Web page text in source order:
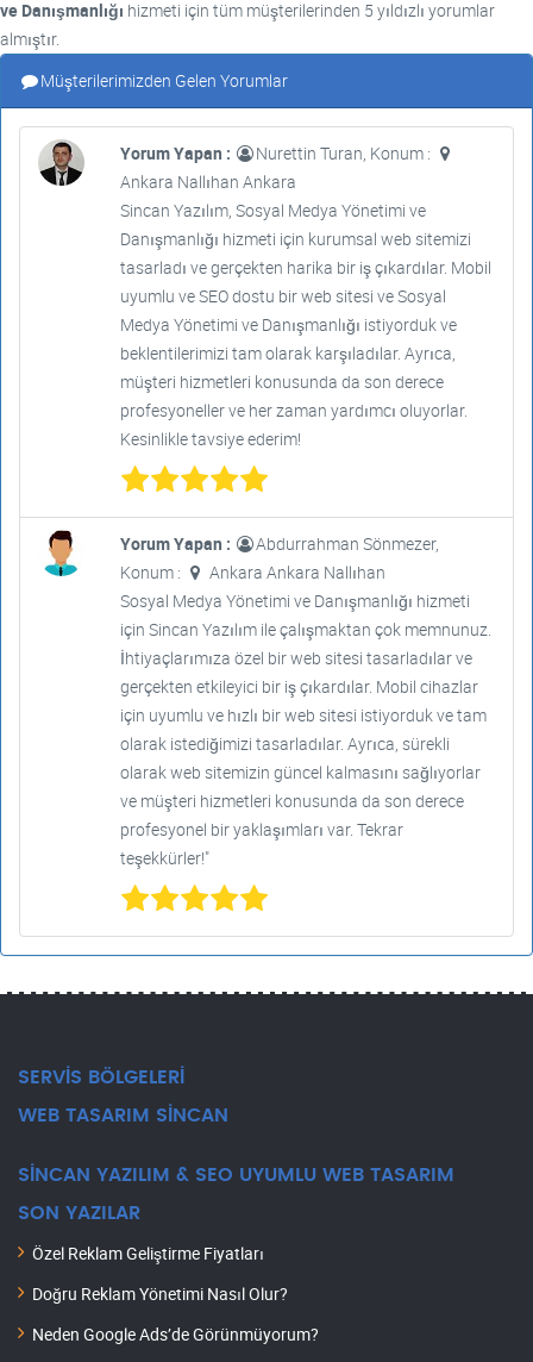
ve Danışmanlığı hizmeti için tüm müşterilerinden 5 yıldızlı yorumlar
almıştır.
Müşterilerimizden Gelen Yorumlar
Yorum Yapan :
Nurettin Turan, Konum :
Ankara Nallıhan Ankara
Sincan Yazılım, Sosyal Medya Yönetimi ve
Danışmanlığı hizmeti için kurumsal web sitemizi
tasarladı ve gerçekten harika bir iş çıkardılar. Mobil
uyumlu ve SEO dostu bir web sitesi ve Sosyal
Medya Yönetimi ve Danışmanlığı istiyorduk ve
beklentilerimizi tam olarak karşıladılar. Ayrıca,
müşteri hizmetleri konusunda da son derece
profesyoneller ve her zaman yardımcı oluyorlar.
Kesinlikle tavsiye ederim!
Yorum Yapan :
Abdurrahman Sönmezer,
Konum :
Ankara Ankara Nallıhan
Sosyal Medya Yönetimi ve Danışmanlığı hizmeti
için Sincan Yazılım ile çalışmaktan çok memnunuz.
İhtiyaçlarımıza özel bir web sitesi tasarladılar ve
gerçekten etkileyici bir iş çıkardılar. Mobil cihazlar
için uyumlu ve hızlı bir web sitesi istiyorduk ve tam
olarak istediğimizi tasarladılar. Ayrıca, sürekli
olarak web sitemizin güncel kalmasını sağlıyorlar
ve müşteri hizmetleri konusunda da son derece
profesyonel bir yaklaşımları var. Tekrar
teşekkürler!"
SERVİS BÖLGELERİ
WEB TASARIM SİNCAN
SİNCAN YAZILIM & SEO UYUMLU WEB TASARIM
SON YAZILAR
Özel Reklam Geliştirme Fiyatları
Doğru Reklam Yönetimi Nasıl Olur?
Neden Google Ads’de Görünmüyorum?